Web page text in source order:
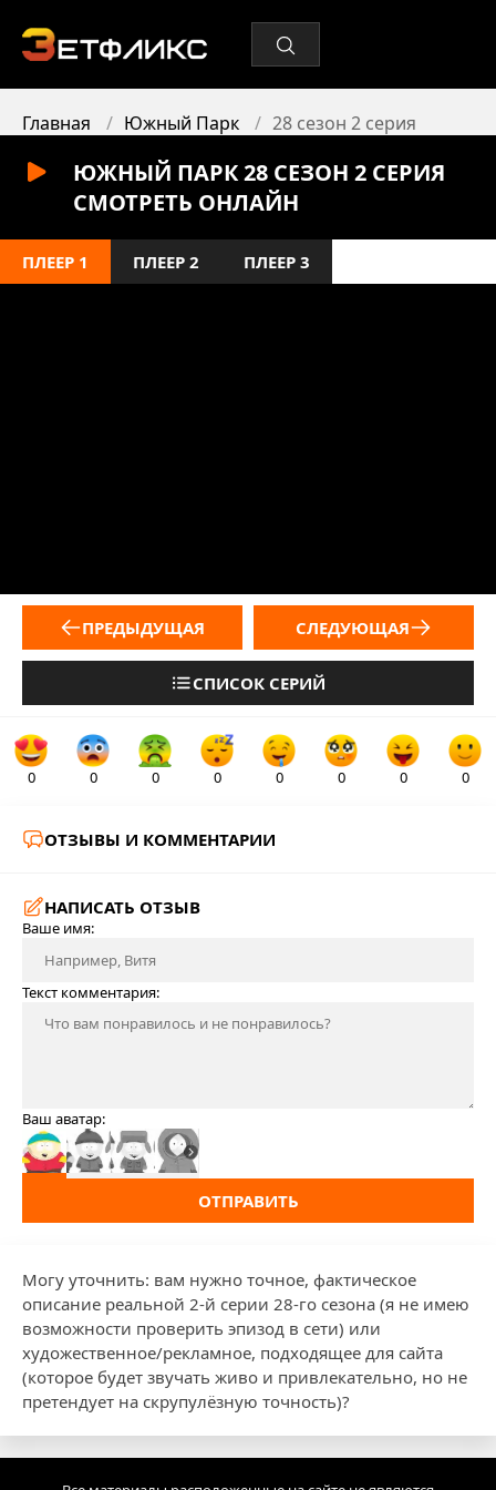
Главная Южный Парк 28 сезон 2 серия
ЮЖНЫЙ ПАРК 28 СЕЗОН 2 СЕРИЯ
СМОТРЕТЬ ОНЛАЙН
ПЛЕЕР 1 ПЛЕЕР 2 ПЛЕЕР 3
ПРЕДЫДУЩАЯ
СПИСОК СЕРИЙ
СЛЕДУЮЩАЯ
0 0 0 0 0 0 0 0
ОТЗЫВЫ И КОММЕНТАРИИ
НАПИСАТЬ ОТЗЫВ
Ваше имя:
Текст комментария:
Ваш аватар:
ОТПРАВИТЬ
Могу уточнить: вам нужно точное, фактическое
описание реальной 2-й серии 28-го сезона (я не имею
возможности проверить эпизод в сети) или
художественное/рекламное, подходящее для сайта
(которое будет звучать живо и привлекательно, но не
претендует на скрупулёзную точность)?